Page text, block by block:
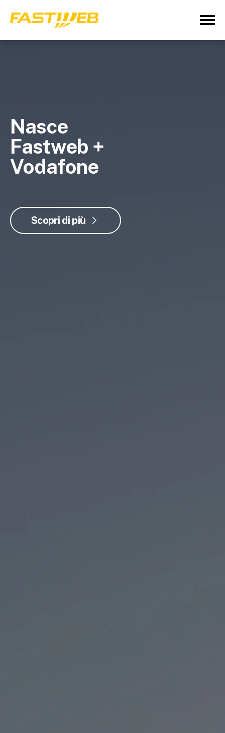
Nasce
Fastweb +
Vodafone
Scopri di più